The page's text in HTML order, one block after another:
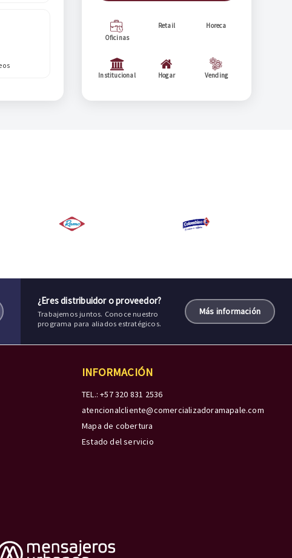
Oficinas
Retail Horeca
Institucional Hogar Vending
¿Eres distribuidor o proveedor?
Trabajemos juntos. Conoce nuestro
programa para aliados estratégicos.
Más información
INFORMACIÓN
TEL.: +57 320 831 2536
atencionalcliente@comercializadoramapale.com
Mapa de cobertura
Estado del servicio